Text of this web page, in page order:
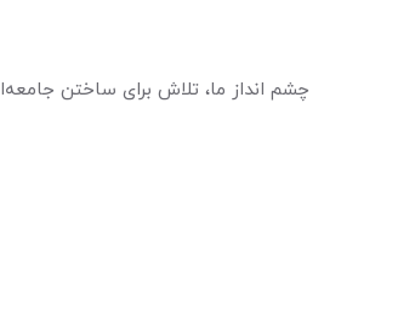
چشم انداز ما، تلاش برای ساختن